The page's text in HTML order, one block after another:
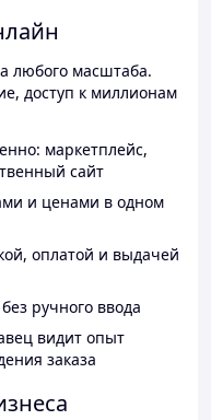
любого масштаба.
доступ к миллионам
маркетплейс,
сайт
и ценами в одном
оплатой и выдачей
ручного ввода
видит опыт
заказа